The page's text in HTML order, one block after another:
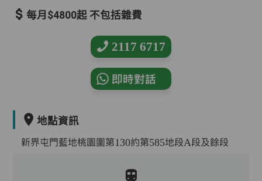
每月$4800起 不包括雜費
2117 6717
即時對話
地點資訊
新界屯門藍地桃園圍第130約第585地段A段及餘段